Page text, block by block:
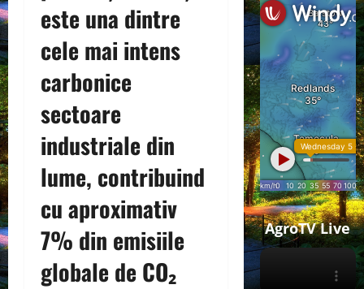
este una dintre
cele mai intens
carbonice
sectoare
industriale din
lume, contribuind
cu aproximativ
7% din emisiile
globale de CO₂
AgroTV Live